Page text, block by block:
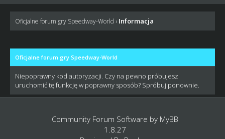
Oficjalne forum gry Speedway-World › Informacja
Oficjalne forum gry Speedway-World
Niepoprawny kod autoryzacji. Czy na pewno próbujesz
uruchomić tę funkcję w poprawny sposób? Spróbuj ponownie.
Community Forum Software by MyBB
1.8.27